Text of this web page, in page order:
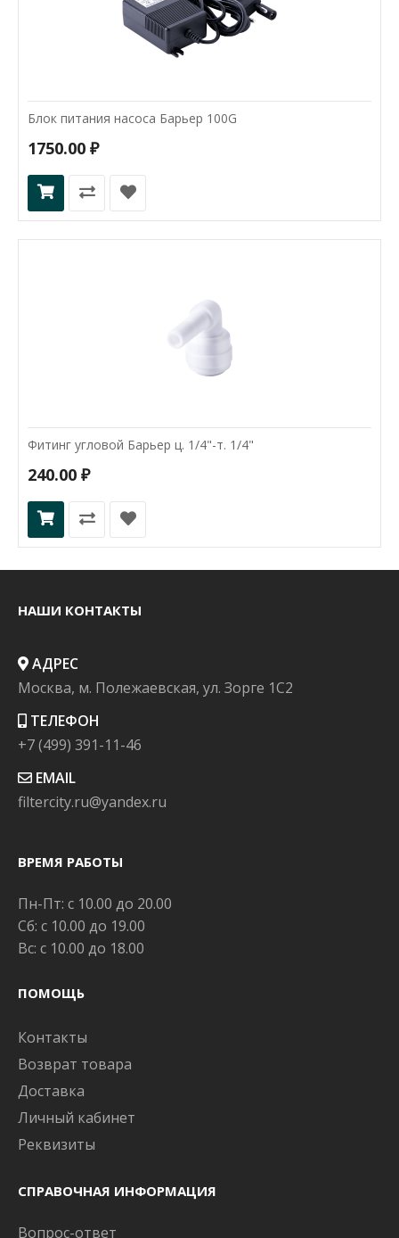
Блок питания насоса Барьер 100G
1750.00 ₽
Фитинг угловой Барьер ц. 1/4"-т. 1/4"
240.00 ₽
НАШИ КОНТАКТЫ
АДРЕС
Москва, м. Полежаевская, ул. Зорге 1C2
ТЕЛЕФОН
+7 (499) 391-11-46
EMAIL
filtercity.ru@yandex.ru
ВРЕМЯ РАБОТЫ
Пн-Пт: с 10.00 до 20.00
Сб: с 10.00 до 19.00
Вс: с 10.00 до 18.00
ПОМОЩЬ
Контакты
Возврат товара
Доставка
Личный кабинет
Реквизиты
СПРАВОЧНАЯ ИНФОРМАЦИЯ
Вопрос-ответ